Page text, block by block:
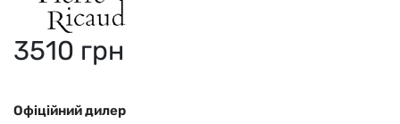
3510 грн
Офіційний дилер